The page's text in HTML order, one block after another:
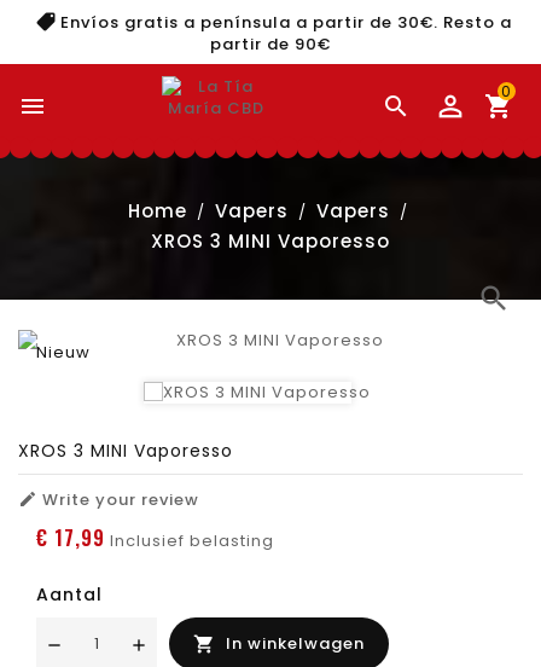
Envíos gratis a península a partir de 30€. Resto a
partir de 90€
  shopping_cart
0
Home Vapers
Vapers
XROS 3 MINI Vaporesso
Nieuw
search
XROS 3 MINI Vaporesso
 Write your review
€ 17,99 Inclusief belasting
Aantal
 In winkelwagen